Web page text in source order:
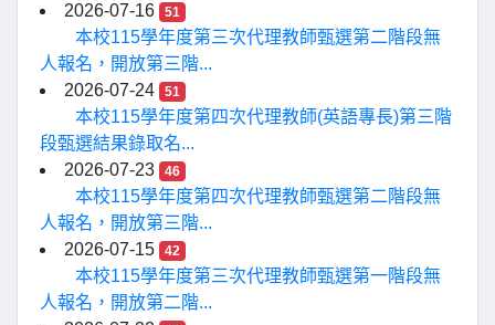
2026-07-16
51
本校115學年度第三次代理教師甄選第二階段無
人報名，開放第三階...
2026-07-24
51
本校115學年度第四次代理教師(英語專長)第三階
段甄選結果錄取名...
2026-07-23
46
本校115學年度第四次代理教師甄選第二階段無
人報名，開放第三階...
2026-07-15
42
本校115學年度第三次代理教師甄選第一階段無
人報名，開放第二階...